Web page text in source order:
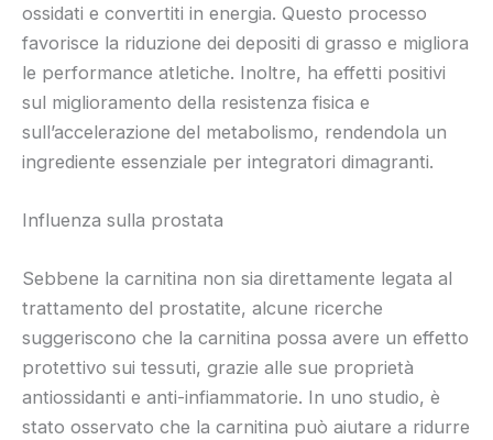
ossidati e convertiti in energia. Questo processo
favorisce la riduzione dei depositi di grasso e migliora
le performance atletiche. Inoltre, ha effetti positivi
sul miglioramento della resistenza fisica e
sull’accelerazione del metabolismo, rendendola un
ingrediente essenziale per integratori dimagranti.
Influenza sulla prostata
Sebbene la carnitina non sia direttamente legata al
trattamento del prostatite, alcune ricerche
suggeriscono che la carnitina possa avere un effetto
protettivo sui tessuti, grazie alle sue proprietà
antiossidanti e anti-infiammatorie. In uno studio, è
stato osservato che la carnitina può aiutare a ridurre